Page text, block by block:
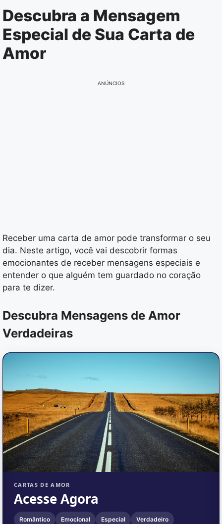
Pular
para
conteúdo
Descubra a Mensagem
Especial de Sua Carta de
Amor
ANÚNCIOS
Receber uma carta de amor pode transformar o seu
dia. Neste artigo, você vai descobrir formas
emocionantes de receber mensagens especiais e
entender o que alguém tem guardado no coração
para te dizer.
Descubra Mensagens de Amor
Verdadeiras
CARTAS DE AMOR
Acesse Agora
Romântico Emocional Especial Verdadeiro